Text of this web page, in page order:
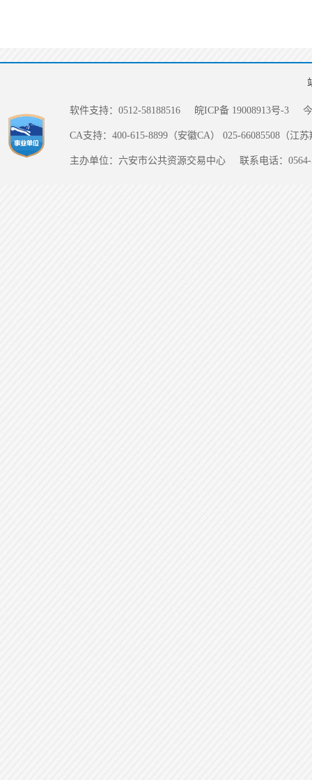
软件支持：0512-58188516 皖ICP备 19008913号-3
CA支持：400-615-8899（安徽CA） 025-66085508（江
主办单位：六安市公共资源交易中心 联系电话：0564-